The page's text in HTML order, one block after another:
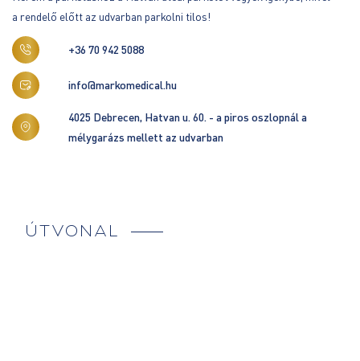
a rendelő előtt az udvarban parkolni tilos!
+36 70 942 5088
info@markomedical.hu
4025 Debrecen, Hatvan u. 60. - a piros oszlopnál a
mélygarázs mellett az udvarban
ÚTVONAL